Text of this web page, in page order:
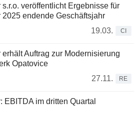
veröffentlicht Ergebnisse für
endende Geschäftsjahr
19.03.
CI
Auftrag zur Modernisierung
Opatovice
27.11.
RE
EBITDA im dritten Quartal